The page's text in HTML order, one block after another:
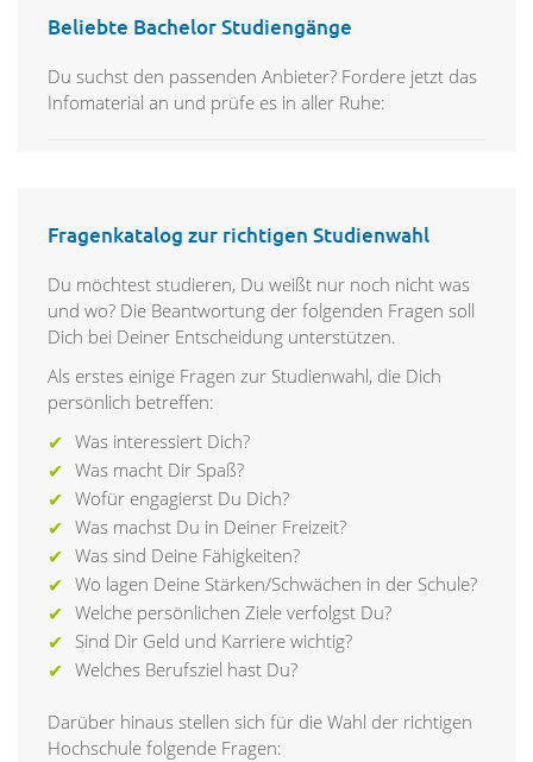
Beliebte Bachelor Studiengänge
Du suchst den passenden Anbieter? Fordere jetzt das
Infomaterial an und prüfe es in aller Ruhe:
Fragenkatalog zur richtigen Studienwahl
Du möchtest studieren, Du weißt nur noch nicht was
und wo? Die Beantwortung der folgenden Fragen soll
Dich bei Deiner Entscheidung unterstützen.
Als erstes einige Fragen zur Studienwahl, die Dich
persönlich betreffen:
Was interessiert Dich?
Was macht Dir Spaß?
Wofür engagierst Du Dich?
Was machst Du in Deiner Freizeit?
Was sind Deine Fähigkeiten?
Wo lagen Deine Stärken/Schwächen in der Schule?
Welche persönlichen Ziele verfolgst Du?
Sind Dir Geld und Karriere wichtig?
Welches Berufsziel hast Du?
Darüber hinaus stellen sich für die Wahl der richtigen
Hochschule folgende Fragen: